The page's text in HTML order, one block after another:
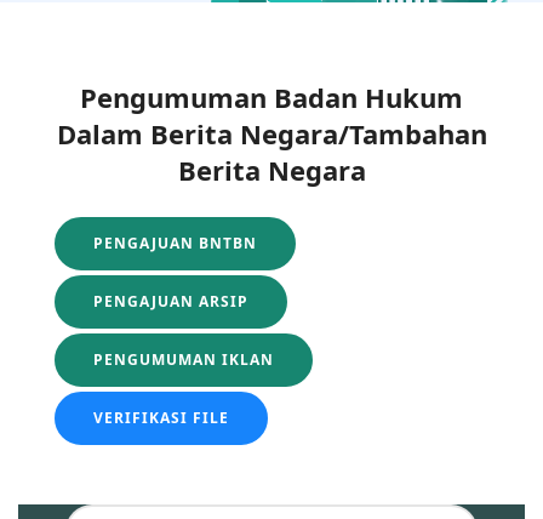
Pengumuman Badan Hukum
Dalam Berita Negara/Tambahan
Berita Negara
PENGAJUAN BNTBN
PENGAJUAN ARSIP
PENGUMUMAN IKLAN
VERIFIKASI FILE